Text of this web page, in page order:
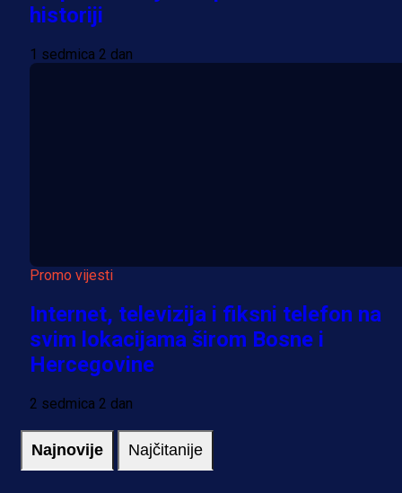
historiji
1 sedmica 2 dan
Promo vijesti
Internet, televizija i fiksni telefon na
svim lokacijama širom Bosne i
Hercegovine
2 sedmica 2 dan
Najnovije Najčitanije